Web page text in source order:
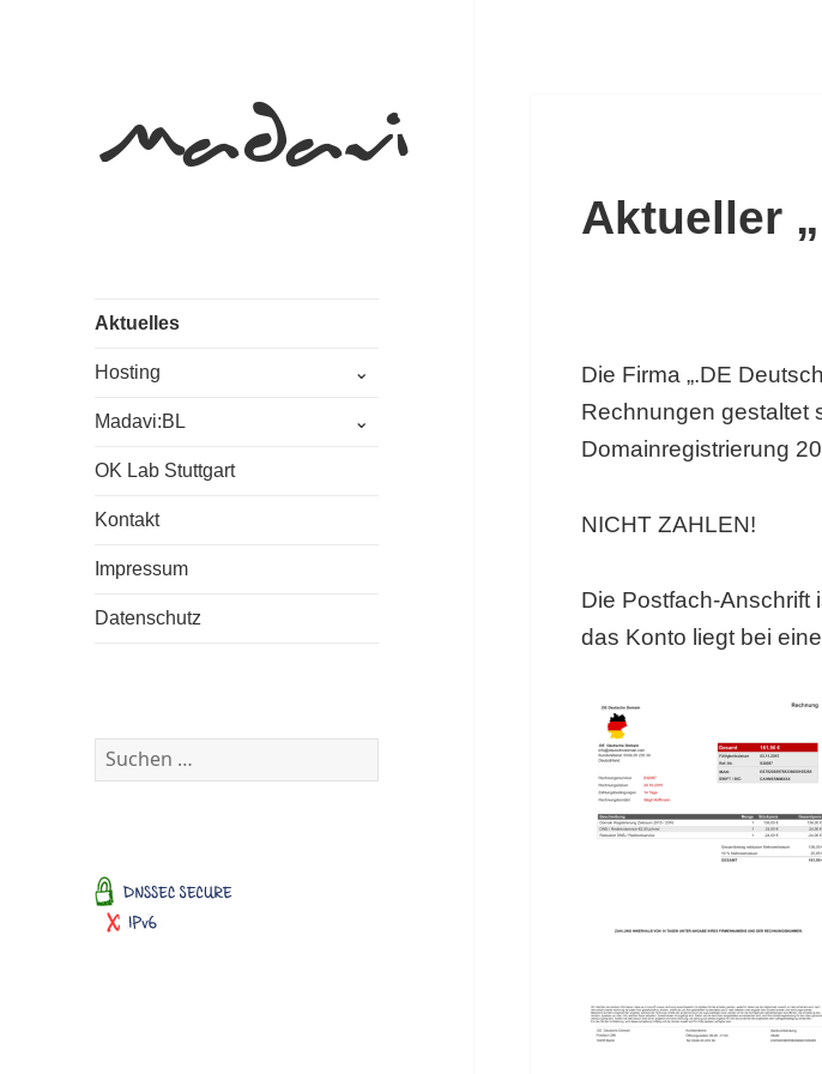
Madavi
Aktuelles
Hosting
öffnen
Madavi:BL
öffnen
OK Lab Stuttgart
Kontakt
Impressum
Datenschutz
Suchen
nach:
Aktueller
Die Firma „.DE
Rechnungen gestaltet
Domainregistrierung
NICHT ZAHLEN!
Die Postfach-Anschrift
das Konto liegt bei